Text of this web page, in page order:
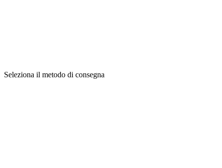
Seleziona il metodo di consegna